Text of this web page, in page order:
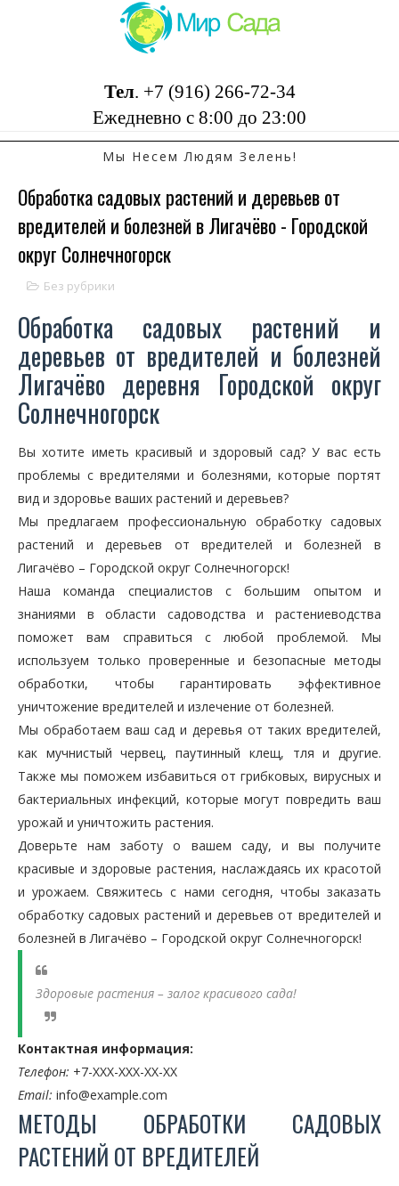
Тел. +7 (916) 266-72-34
Ежедневно с 8:00 до 23:00
Мы Несем Людям Зелень!
Обработка садовых растений и деревьев от
вредителей и болезней в Лигачёво - Городской
округ Солнечногорск
Без рубрики
Обработка садовых растений и
деревьев от вредителей и болезней
Лигачёво деревня Городской округ
Солнечногорск
Вы хотите иметь красивый и здоровый сад? У вас есть
проблемы с вредителями и болезнями, которые портят
вид и здоровье ваших растений и деревьев?
Мы предлагаем профессиональную обработку садовых
растений и деревьев от вредителей и болезней в
Лигачёво – Городской округ Солнечногорск!
Наша команда специалистов с большим опытом и
знаниями в области садоводства и растениеводства
поможет вам справиться с любой проблемой. Мы
используем только проверенные и безопасные методы
обработки, чтобы гарантировать эффективное
уничтожение вредителей и излечение от болезней.
Мы обработаем ваш сад и деревья от таких вредителей,
как мучнистый червец, паутинный клещ, тля и другие.
Также мы поможем избавиться от грибковых, вирусных и
бактериальных инфекций, которые могут повредить ваш
урожай и уничтожить растения.
Доверьте нам заботу о вашем саду, и вы получите
красивые и здоровые растения, наслаждаясь их красотой
и урожаем. Свяжитесь с нами сегодня, чтобы заказать
обработку садовых растений и деревьев от вредителей и
болезней в Лигачёво – Городской округ Солнечногорск!
Здоровые растения – залог красивого сада!
Контактная информация:
Телефон: +7-XXX-XXX-XX-XX
Email: info@example.com
МЕТОДЫ ОБРАБОТКИ САДОВЫХ
РАСТЕНИЙ ОТ ВРЕДИТЕЛЕЙ